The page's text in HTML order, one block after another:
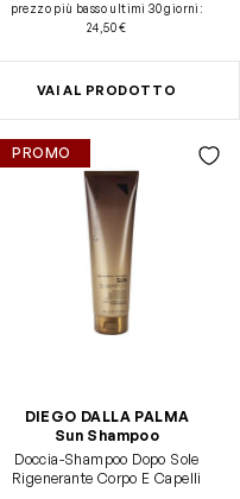
prezzo più basso ultimi 30 giorni :
24,50 €
VAI AL PRODOTTO
PROMO
DIEGO DALLA PALMA
Sun Shampoo
Doccia-Shampoo Dopo Sole
Rigenerante Corpo E Capelli